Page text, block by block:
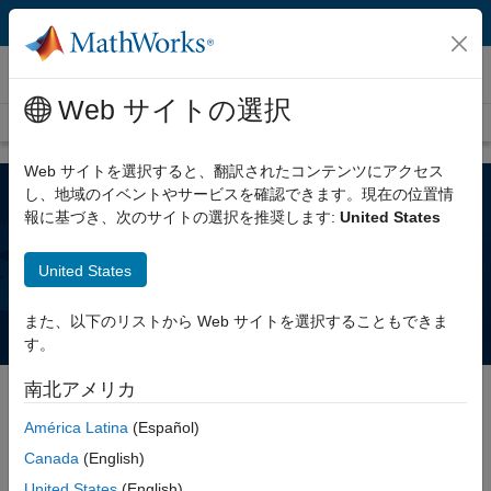
コンテンツへスキップ
MATLAB Copilot
概要 よくある質問 (FAQ) MATLAB Copilot を活用した授業
MATLAB Copilot の入手方法
Web サイトの選択
Web サイトを選択すると、翻訳されたコンテンツにアクセス
し、地域のイベントやサービスを確認できます。現在の位置情
報に基づき、次のサイトの選択を推奨します: United States
United States
また、以下のリストから Web サイトを選択することもできま
す。
南北アメリカ
América Latina (Español)
Canada (English)